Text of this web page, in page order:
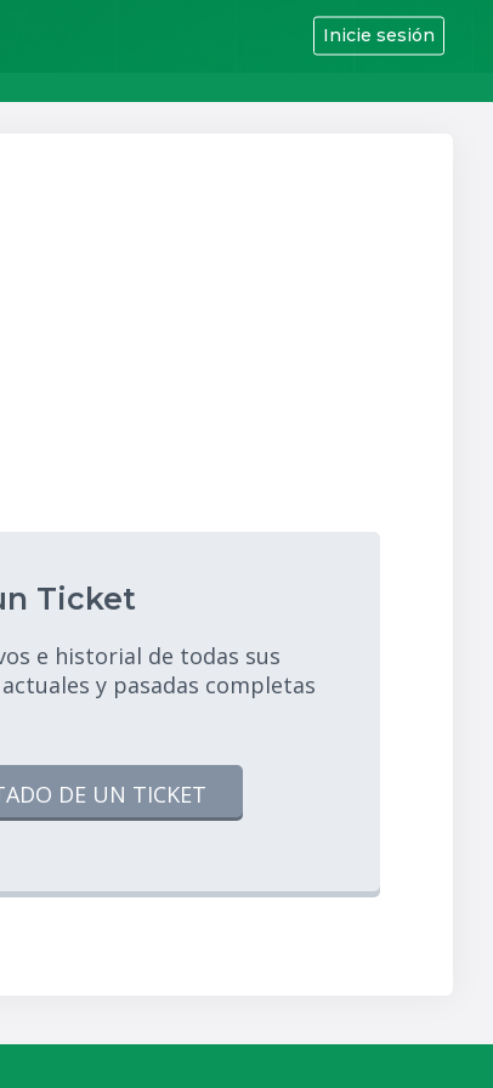
Inicie sesión
Ticket
e historial de todas sus
y pasadas completas
DE UN TICKET